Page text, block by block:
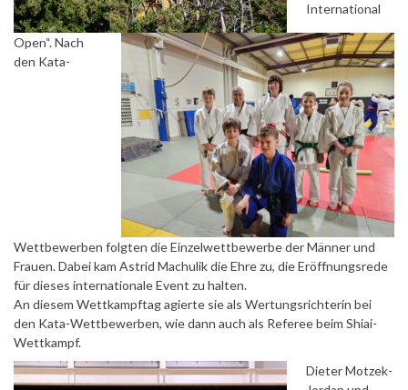
International
Open“. Nach
den Kata-
Wettbewerben folgten die Einzelwettbewerbe der Männer und
Frauen. Dabei kam Astrid Machulik die Ehre zu, die Eröffnungsrede
für dieses internationale Event zu halten.
An diesem Wettkampftag agierte sie als Wertungsrichterin bei
den Kata-Wettbewerben, wie dann auch als Referee beim Shiai-
Wettkampf.
Dieter Motzek-